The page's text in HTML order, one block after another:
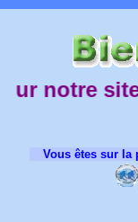
sur notre site
Vous êtes sur la